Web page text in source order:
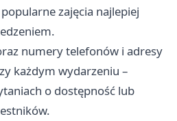
zajęcia najlepiej
numery telefonów i adresy
każdym wydarzeniu –
o dostępność lub